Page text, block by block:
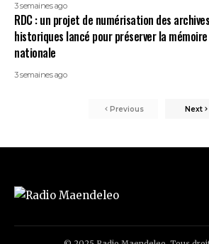
3 semaines ago
RDC : un projet de numérisation des archives
historiques lancé pour préserver la mémoire
nationale
3 semaines ago
Previous Next